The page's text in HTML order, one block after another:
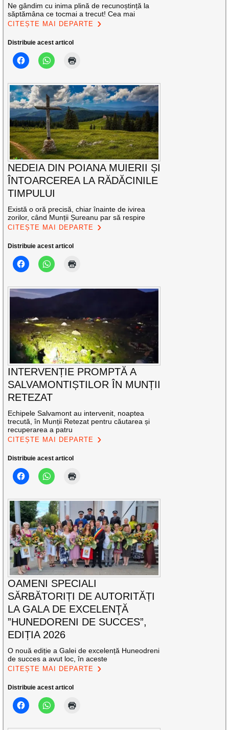
Ne gândim cu inima plină de recunoștință la
săptămâna ce tocmai a trecut! Cea mai
CITEȘTE MAI DEPARTE
Distribuie acest articol
NEDEIA DIN POIANA MUIERII ȘI
ÎNTOARCEREA LA RĂDĂCINILE
TIMPULUI
Există o oră precisă, chiar înainte de ivirea
zorilor, când Munții Șureanu par să respire
CITEȘTE MAI DEPARTE
Distribuie acest articol
INTERVENȚIE PROMPTĂ A
SALVAMONTIȘTILOR ÎN MUNȚII
RETEZAT
Echipele Salvamont au intervenit, noaptea
trecută, în Munții Retezat pentru căutarea și
recuperarea a patru
CITEȘTE MAI DEPARTE
Distribuie acest articol
OAMENI SPECIALI
SĂRBĂTORIȚI DE AUTORITĂȚI
LA GALA DE EXCELENŢĂ
”HUNEDORENI DE SUCCES”,
EDIȚIA 2026
O nouă ediție a Galei de excelență Huneodreni
de succes a avut loc, în aceste
CITEȘTE MAI DEPARTE
Distribuie acest articol